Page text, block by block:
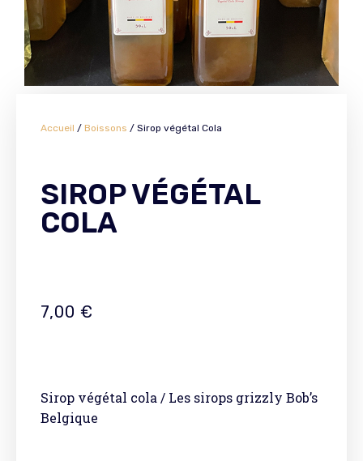
Accueil / Boissons / Sirop végétal Cola
SIROP VÉGÉTAL
COLA
7,00 €
Sirop végétal cola / Les sirops grizzly Bob’s
Belgique